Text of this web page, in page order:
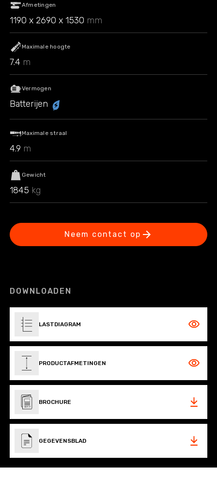
Afmetingen
1190 x 2690 x 1530 mm
Maximale hoogte
7.4 m
Vermogen
Batterijen
Maximale straal
4.9 m
Gewicht
1845 kg
Neem contact op
DOWNLOADEN
LASTDIAGRAM
PRODUCTAFMETINGEN
BROCHURE
GEGEVENSBLAD